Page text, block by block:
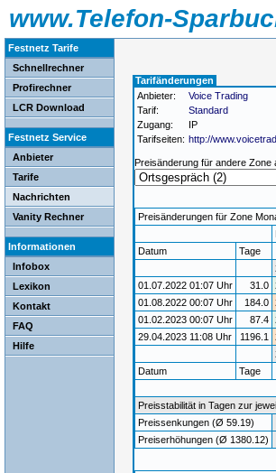
www.Telefon-
Festnetz Tarife
Schnellrechner
Profirechner
LCR Download
Festnetz Service
Anbieter
Tarife
Nachrichten
Vanity Rechner
Informationen
Infobox
Lexikon
Kontakt
FAQ
Hilfe
Tarifänderungen
Anbieter:
Voice Trading
Tarif:
Standard
Zugang:
IP
Tarifseiten: http://
Preisänderung für andere
Preisänderungen für Zone
Datum
Tage
01.07.2022 01:07 Uhr
31.0
01.08.2022 00:07 Uhr
184.0
01.02.2023 00:07 Uhr
87.4
29.04.2023 11:08 Uhr
1196.1
Datum
Tage
Preisstabilität in Tagen zur
Preissenkungen (Ø 59.19)
Preiserhöhungen (Ø 1380.12)